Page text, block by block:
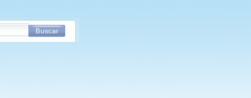
Buscar